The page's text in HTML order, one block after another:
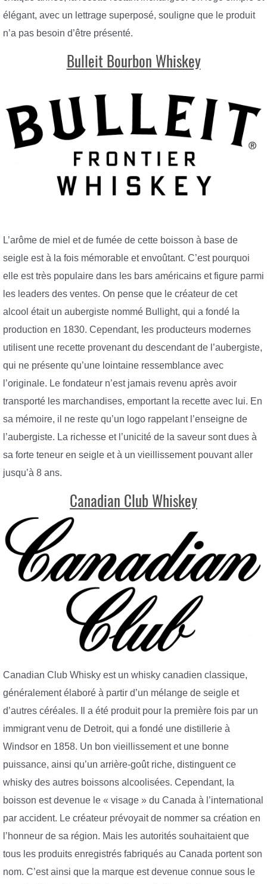
élégant, avec un lettrage superposé, souligne que le produit
n’a pas besoin d’être présenté.
Bulleit Bourbon Whiskey
L’arôme de miel et de fumée de cette boisson à base de
seigle est à la fois mémorable et envoûtant. C’est pourquoi
elle est très populaire dans les bars américains et figure parmi
les leaders des ventes. On pense que le créateur de cet
alcool était un aubergiste nommé Bullight, qui a fondé la
production en 1830. Cependant, les producteurs modernes
utilisent une recette provenant du descendant de l’aubergiste,
qui ne présente qu’une lointaine ressemblance avec
l’originale. Le fondateur n’est jamais revenu après avoir
transporté les marchandises, emportant la recette avec lui. En
sa mémoire, il ne reste qu’un logo rappelant l’enseigne de
l’aubergiste. La richesse et l’unicité de la saveur sont dues à
sa forte teneur en seigle et à un vieillissement pouvant aller
jusqu’à 8 ans.
Canadian Club Whiskey
Canadian Club Whisky est un whisky canadien classique,
généralement élaboré à partir d’un mélange de seigle et
d’autres céréales. Il a été produit pour la première fois par un
immigrant venu de Detroit, qui a fondé une distillerie à
Windsor en 1858. Un bon vieillissement et une bonne
puissance, ainsi qu’un arrière-goût riche, distinguent ce
whisky des autres boissons alcoolisées. Cependant, la
boisson est devenue le « visage » du Canada à l’international
par accident. Le créateur prévoyait de nommer sa création en
l’honneur de sa région. Mais les autorités souhaitaient que
tous les produits enregistrés fabriqués au Canada portent son
nom. C’est ainsi que la marque est devenue connue sous le